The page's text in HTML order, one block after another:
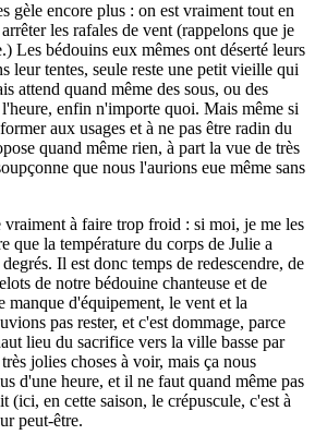
gèle encore plus : on est vraiment tout en
les rafales de vent (rappelons que je
Les bédouins eux mêmes ont déserté leurs
leur tentes, seule reste une petit vieille qui
attend quand même des sous, ou des
enfin n'importe quoi. Mais même si
aux usages et à ne pas être radin du
quand même rien, à part la vue de très
que nous l'aurions eue même sans
vraiment à faire trop froid : si moi, je me les
que la température du corps de Julie a
Il est donc temps de redescendre, de
de notre bédouine chanteuse et de
manque d'équipement, le vent et la
pas rester, et c'est dommage, parce
lieu du sacrifice vers la ville basse par
jolies choses à voir, mais ça nous
d'une heure, et il ne faut quand même pas
(ici, en cette saison, le crépuscule, c'est à
peut-être.